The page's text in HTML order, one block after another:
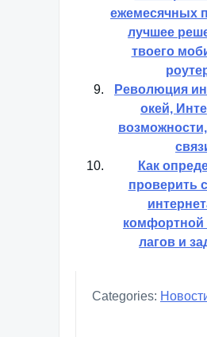
ежемесячных
лучшее
твоего
Революция
окей,
Как
проверить
комфортной
лагов и
Categories: